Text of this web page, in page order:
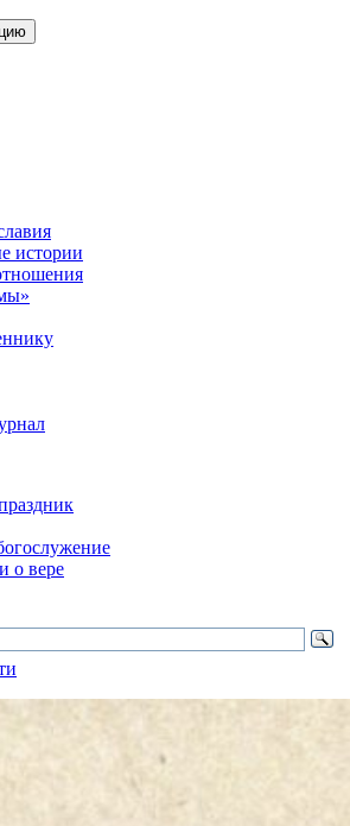
истории
о вере